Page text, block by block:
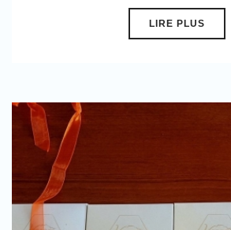
LIRE PLUS